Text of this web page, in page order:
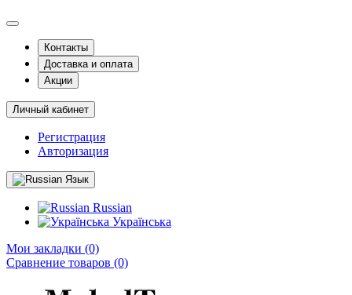
Контакты
Доставка и оплата
Акции
Личный кабинет
Регистрация
Авторизация
Язык
Russian
Українська
Мои закладки (0)
Сравнение товаров (0)